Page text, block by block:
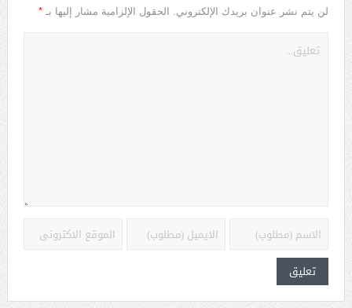
لن يتم نشر عنوان بريدك الإلكتروني. الحقول الإلزامية مشار إليها بـ *